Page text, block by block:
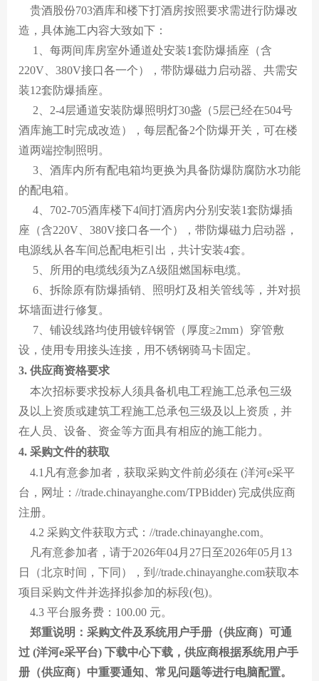
贵酒股份703酒库和楼下打酒房按照要求需进行防爆改
造，具体施工内容大致如下：
1、每两间库房室外通道处安装1套防爆插座（含
220V、380V接口各一个），带防爆磁力启动器、共需安
装12套防爆插座。
2、2-4层通道安装防爆照明灯30盏（5层已经在504号
酒库施工时完成改造），每层配备2个防爆开关，可在楼
道两端控制照明。
3、酒库内所有配电箱均更换为具备防爆防腐防水功能
的配电箱。
4、702-705酒库楼下4间打酒房内分别安装1套防爆插
座（含220V、380V接口各一个），带防爆磁力启动器，
电源线从各车间总配电柜引出，共计安装4套。
5、所用的电缆线须为ZA级阻燃国标电缆。
6、拆除原有防爆插销、照明灯及相关管线等，并对损
坏墙面进行修复。
7、铺设线路均使用镀锌钢管（厚度≥2mm）穿管敷
设，使用专用接头连接，用不锈钢骑马卡固定。
3. 供应商资格要求
本次招标要求投标人须具备机电工程施工总承包三级
及以上资质或建筑工程施工总承包三级及以上资质，并
在人员、设备、资金等方面具有相应的施工能力。
4. 采购文件的获取
4.1凡有意参加者，获取采购文件前必须在 (洋河e采平
台，网址：//trade.chinayanghe.com/TPBidder) 完成供应商
注册。
4.2 采购文件获取方式：//trade.chinayanghe.com。
凡有意参加者，请于2026年04月27日至2026年05月13
日（北京时间，下同），到//trade.chinayanghe.com获取本
项目采购文件并选择拟参加的标段(包)。
4.3 平台服务费：100.00 元。
郑重说明：采购文件及系统用户手册（供应商）可通
过 (洋河e采平台) 下载中心下载，供应商根据系统用户手
册（供应商）中重要通知、常见问题等进行电脑配置。